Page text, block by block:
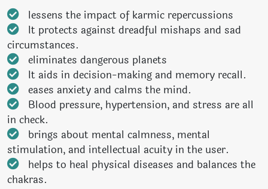
lessens the impact of karmic repercussions
It protects against dreadful mishaps and sad
circumstances.
eliminates dangerous planets
It aids in decision-making and memory recall.
eases anxiety and calms the mind.
Blood pressure, hypertension, and stress are all
in check.
brings about mental calmness, mental
stimulation, and intellectual acuity in the user.
helps to heal physical diseases and balances the
chakras.